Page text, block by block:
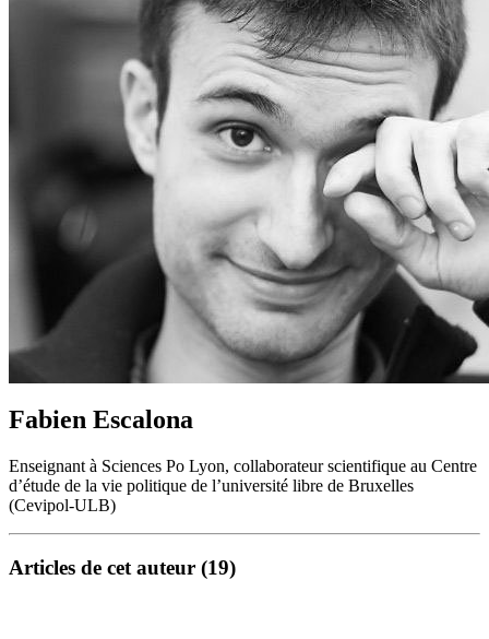
Fabien Escalona
Enseignant à Sciences Po Lyon, collaborateur scientifique au Centre
d’étude de la vie politique de l’université libre de Bruxelles
(Cevipol-ULB)
Articles de cet auteur (19)